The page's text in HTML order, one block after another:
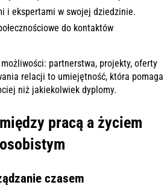
i ekspertami w swojej dziedzinie.
do kontaktów
partnerstwa, projekty, oferty
relacji to umiejętność, która pomaga
niż jakiekolwiek dyplomy.
pracą a życiem
osobistym
czasem